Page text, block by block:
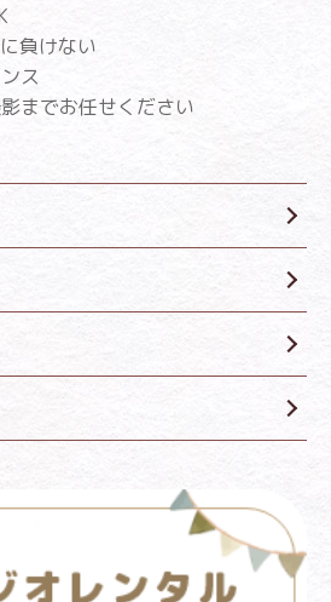
負けない
ス
までお任せください